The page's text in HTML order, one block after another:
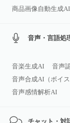
商品画像自動生成AI
音声・言語処
音楽生成AI 音声
音声合成AI（ボイス
音声感情解析AI
チャット・対